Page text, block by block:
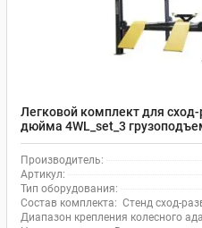
Легковой комплект для
дюйма 4WL_set_3
Производитель:
Артикул:
Тип оборудования:
Состав комплекта: Стенд сход-
Диапазон крепления колесного